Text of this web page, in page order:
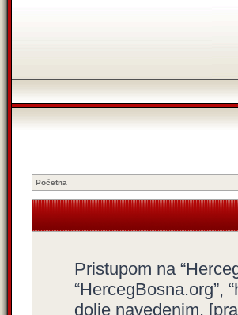
Početna
Pristupom na
“HercegBosna.org”,
dolje navedenim,